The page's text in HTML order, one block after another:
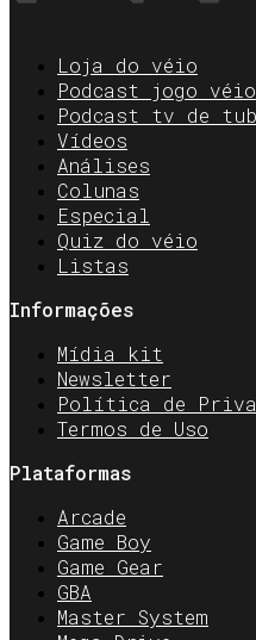
Loja do véio
Podcast jogo véio
Podcast tv de
Vídeos
Análises
Colunas
Especial
Quiz do véio
Listas
Informações
Mídia kit
Newsletter
Política de
Termos de Uso
Plataformas
Arcade
Game Boy
Game Gear
GBA
Master System